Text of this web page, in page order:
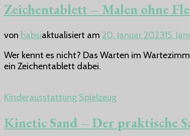
Zeichentablett – Malen ohne
von babsiaktualisiert am 20. Januar 202315.
Wer kennt es nicht? Das Warten im
ein Zeichentablett dabei.
Kinderausstattung Spielzeug
Kinetic Sand – Der praktische